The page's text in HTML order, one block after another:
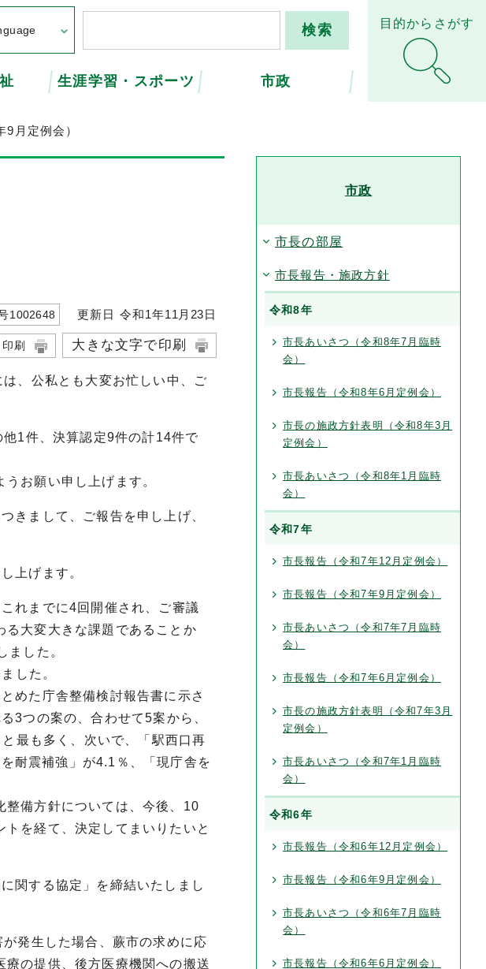
生涯学習・スポーツ 市政
目的からさがす
月定例会）
1002648 更新日 令和1年11 月 23日
印刷 大きな文字で印刷
、公私とも大変お忙しい中、ご
1件、決算認定9件の計14件で
お願い申し上げます。
きまして、ご報告を申し上げ、
上げます。
れまでに4回開催され、ご審議
る大変大きな課題であることか
ました。
した。
めた庁舎整備検討報告書に示さ
3つの案の、合わせて5案から、
最も多く、次いで、「駅西口再
耐震補強」が4.1％、「現庁舎を
整備方針については、今後、10
を経て、決定してまいりたいと
関する協定」を締結いたしまし
発生した場合、蕨市の求めに応
の提供、後方医療機関への搬送
市政
市長の部屋
市長報告・施政方針
令和8年
市長あいさつ（令和8年7月臨時
会）
市長報告（令和8年6月定例会）
市長の施政方針表明（令和8年3月
定例会）
市長あいさつ（令和8年1月臨時
会）
令和7年
市長報告（令和7年12月定例会）
市長報告（令和7年9月定例会）
市長あいさつ（令和7年7月臨時
会）
市長報告（令和7年6月定例会）
市長の施政方針表明（令和7年3月
定例会）
市長あいさつ（令和7年1月臨時
会）
令和6年
市長報告（令和6年12月定例会）
市長報告（令和6年9月定例会）
市長あいさつ（令和6年7月臨時
会）
市長報告（令和6年6月定例会）